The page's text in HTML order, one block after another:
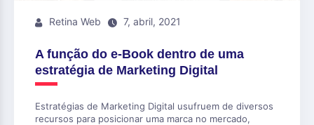
Retina Web 7, abril, 2021
A função do e-Book dentro de uma
estratégia de Marketing Digital
Estratégias de Marketing Digital usufruem de diversos
recursos para posicionar uma marca no mercado,